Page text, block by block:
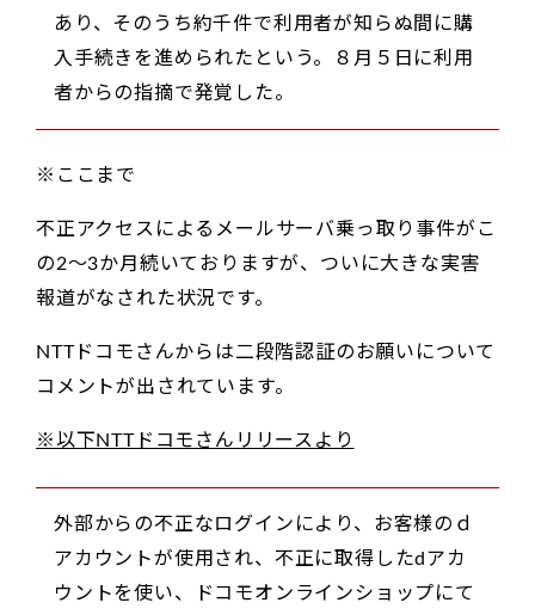
あり、そのうち約千件で利用者が知らぬ間に購
入手続きを進められたという。８月５日に利用
者からの指摘で発覚した。
※ここまで
不正アクセスによるメールサーバ乗っ取り事件がこ
の2～3か月続いておりますが、ついに大きな実害
報道がなされた状況です。
NTTドコモさんからは二段階認証のお願いについて
コメントが出されています。
※以下NTTドコモさんリリースより
外部からの不正なログインにより、お客様のｄ
アカウントが使用され、不正に取得したdアカ
ウントを使い、ドコモオンラインショップにて